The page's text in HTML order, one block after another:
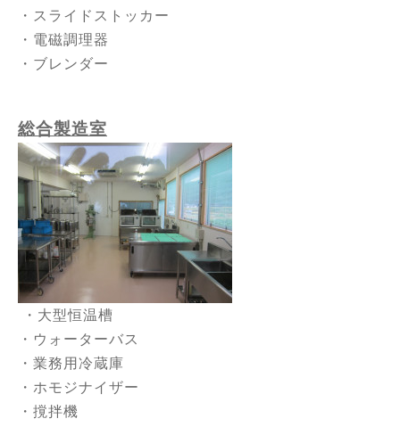
・スライドストッカー
・電磁調理器
・ブレンダー
総合製造室
・大型恒温槽
・ウォーターバス
・業務用冷蔵庫
・ホモジナイザー
・撹拌機